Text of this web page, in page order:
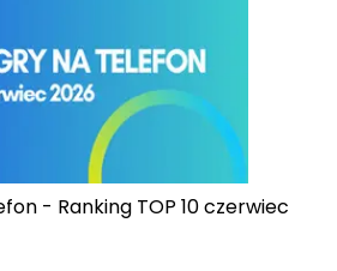
- Ranking TOP 10 czerwiec